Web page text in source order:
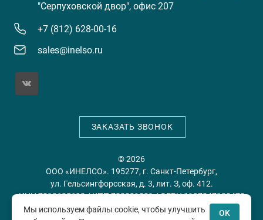
"Серпуховской двор", офис 207
+7 (812) 628-00-16
sales@inelso.ru
ЗАКАЗАТЬ ЗВОНОК
© 2026
ООО «ИНЕЛСО». 195277, г. Санкт-Петербург,
ул. Гельсингфорсская, д. 3, лит. З, оф. 412.
ИНН 7813635698 / КПП 780201001 / ОГРН 1197847128478
Мы используем файлы cookie, чтобы улучшить
OK